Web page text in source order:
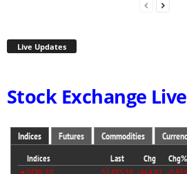
Live Updates
Stock Exchange Live